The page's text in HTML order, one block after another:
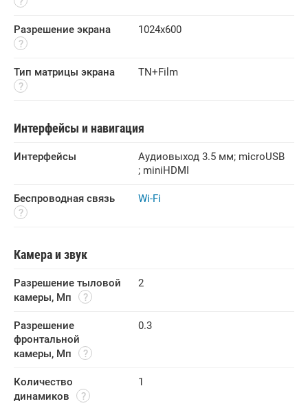
Разрешение экрана 1024х600
Тип матрицы экрана TN+Film
Интерфейсы и навигация
Интерфейсы Аудиовыход 3.5 мм; microUSB
; miniHDMI
Беспроводная связь Wi-Fi
Камера и звук
Разрешение тыловой
камеры, Мп
2
Разрешение
фронтальной
камеры, Мп
0.3
Количество
динамиков
1